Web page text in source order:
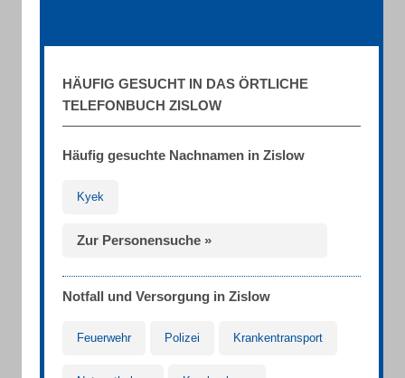
HÄUFIG GESUCHT IN DAS ÖRTLICHE
TELEFONBUCH ZISLOW
Häufig gesuchte Nachnamen in Zislow
Kyek
Zur Personensuche »
Notfall und Versorgung in Zislow
Feuerwehr Polizei Krankentransport